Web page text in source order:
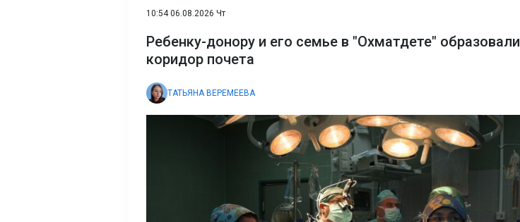
10:54 06.08.2026 Чт
Ребенку-донору и его семье в "Охматдете" образовали
коридор почета
ТАТЬЯНА ВЕРЕМЕЕВА